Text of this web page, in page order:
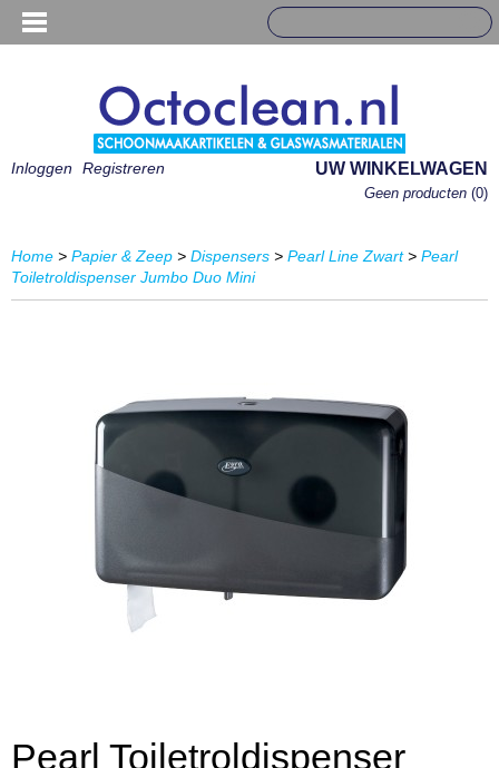
Inloggen Registreren UW WINKELWAGEN
Geen producten (0)
Home > Papier & Zeep > Dispensers > Pearl Line Zwart> Pearl
Toiletroldispenser Jumbo Duo Mini
Pearl Toiletroldispenser